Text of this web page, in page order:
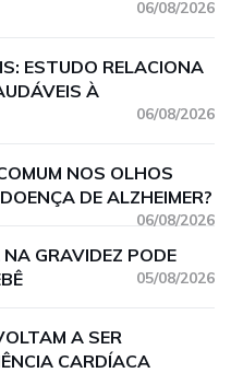
06/08/2026
ESTUDO RELACIONA
À
06/08/2026
NOS OLHOS
DE ALZHEIMER?
06/08/2026
GRAVIDEZ PODE
05/08/2026
A SER
CARDÍACA